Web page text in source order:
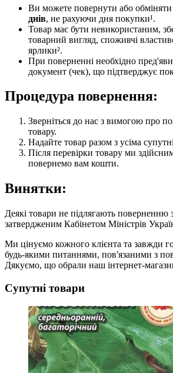
Ви можете повернути або
днів, не рахуючи дня покупки¹.
Товар має бути невикористаним,
товарний вигляд, споживчі
ярлики².
При поверненні необхідно
документ (чек), що підтверджує
Процедура повернення:
Зверніться до нас з вимогою про
товару.
Надайте товар разом з усіма
Після перевірки товару ми
повернемо вам кошти.
Винятки:
Деякі товари не підлягають поверненню
затвердженим Кабінетом Міністрів
Ми цінуємо кожного клієнта та завжди
будь-якими питаннями, пов'язаними з
Дякуємо, що обрали наш інтернет-
Супутні товари